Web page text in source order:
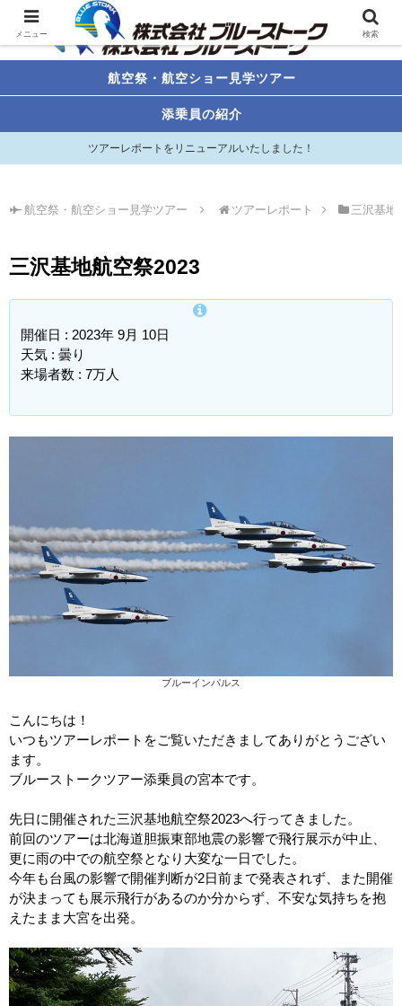
航空祭・航空ショー見学ツアー
添乗員の紹介
ツアーレポートをリニューアルいたしました！
航空祭・航空ショー見学ツアー ツアーレポート 三沢基地
三沢基地航空祭2023
開催日 : 2023年 9月 10日
天気 : 曇り
来場者数 : 7万人
ブルーインパルス
こんにちは！
いつもツアーレポートをご覧いただきましてありがとうござい
ます。
ブルーストークツアー添乗員の宮本です。
先日に開催された三沢基地航空祭2023へ行ってきました。
前回のツアーは北海道胆振東部地震の影響で飛行展示が中止、
更に雨の中での航空祭となり大変な一日でした。
今年も台風の影響で開催判断が2日前まで発表されず、また開催
が決まっても展示飛行があるのか分からず、不安な気持ちを抱
えたまま大宮を出発。
メニュー 検索